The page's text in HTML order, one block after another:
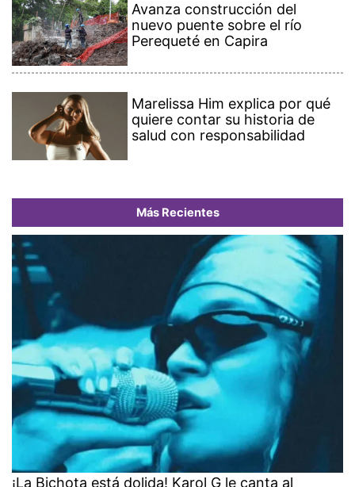
Avanza construcción del
nuevo puente sobre el río
Perequeté en Capira
Marelissa Him explica por qué
quiere contar su historia de
salud con responsabilidad
Más Recientes
¡La Bichota está dolida! Karol G le canta al